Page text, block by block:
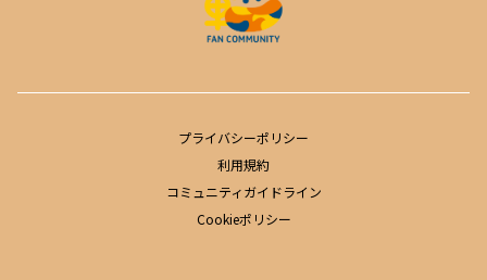
プライバシーポリシー
利用規約
コミュニティガイドライン
Cookieポリシー